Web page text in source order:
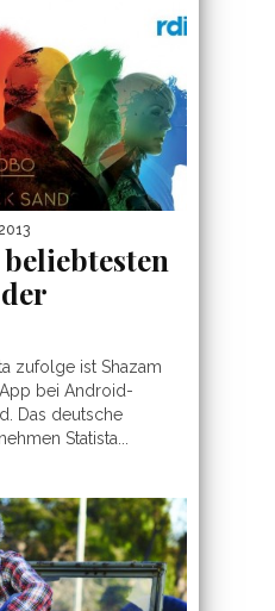
zufolge ist Shazam
bei Android-
Das deutsche
Statista...